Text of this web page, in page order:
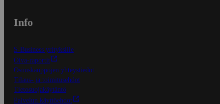
Info
S-Business yrityksille
Oiva-raportit
Osuuskauppojen yhteystiedot
Tilaus- ja toimitusehdot
Tietosuojakäytäntö
Palvelun käyttöehdot